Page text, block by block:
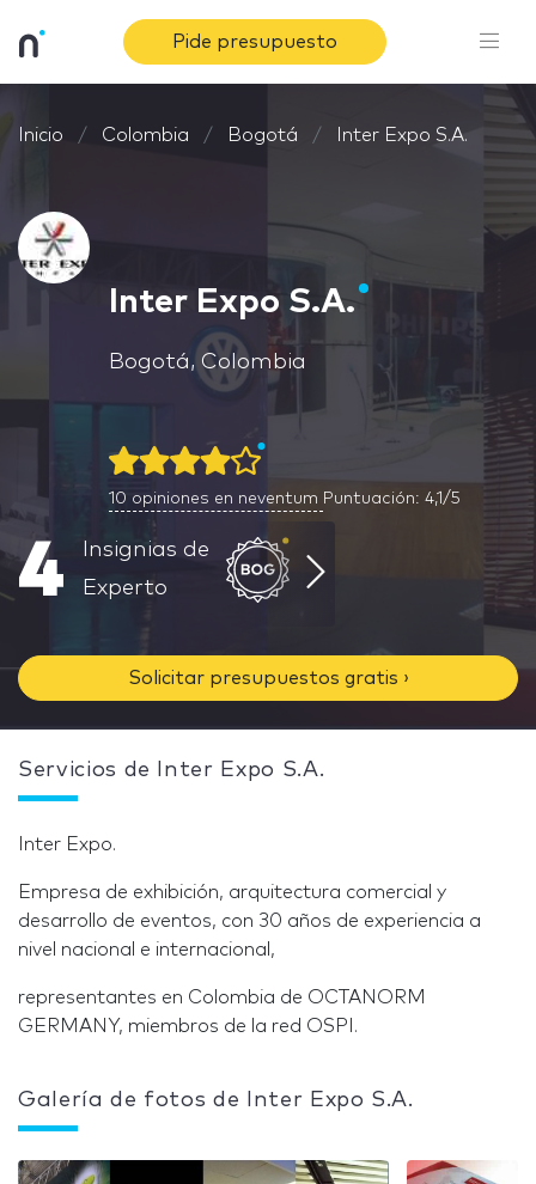
Pide presupuesto
Inicio Colombia Bogotá Inter Expo S.A.
Inter Expo S.A.
Bogotá, Colombia
10 opiniones en neventum Puntuación: 4,1/5
4
Insignias de
Experto
Solicitar presupuestos gratis ›
Servicios de Inter Expo S.A.
Inter Expo.
Empresa de exhibición, arquitectura comercial y
desarrollo de eventos, con 30 años de experiencia a
nivel nacional e internacional,
representantes en Colombia de OCTANORM
GERMANY, miembros de la red OSPI.
Galería de fotos de Inter Expo S.A.